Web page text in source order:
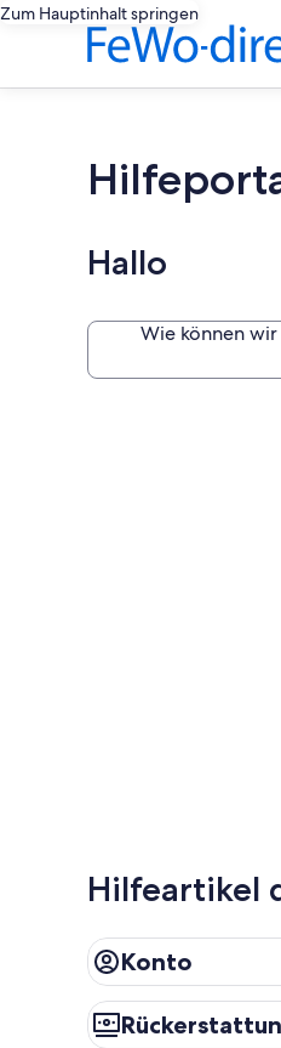
Zum Hauptinhalt springen
Hallo
Wie können
Hilfeartikel
Konto
Konto
Rückerstattungen